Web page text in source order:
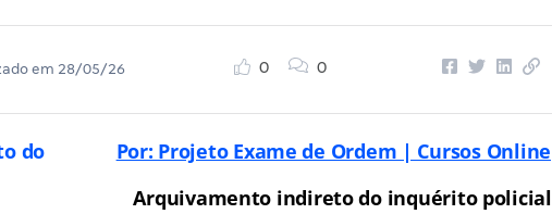
em 28/05/26
0 0
Por: Projeto Exame de Ordem | Cursos Online
Arquivamento indireto do inquérito policial